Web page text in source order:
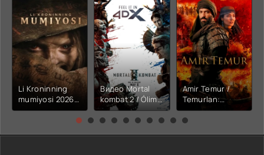
Li Kroninning
mumiyosi 2026
(uzbek tilida
kino) tarjima HD
Видео Mortal
kombat 2 / Ólim
jangi 2 (2026)
Uzbek tilida
Amir Temur /
Temurlan:
Fathchining
yuksalishi